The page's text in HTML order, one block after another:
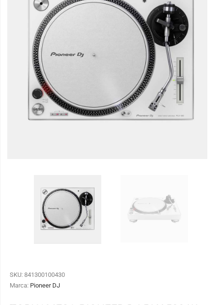
SKU: 841300100430
Marca: Pioneer DJ